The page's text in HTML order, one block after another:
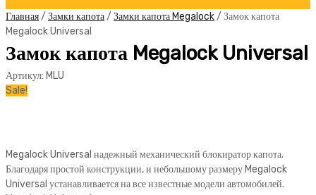
Главная/ Замки капота/ Замки капота Megalock/ Замок капота
Megalock Universal
Замок капота Megalock Universal
Артикул: MLU
Sale!
Megalock Universal надежный механический блокиратор капота.
Благодаря простой конструкции, и небольшому размеру Megalock
Universal устанавливается на все известные модели автомобилей.